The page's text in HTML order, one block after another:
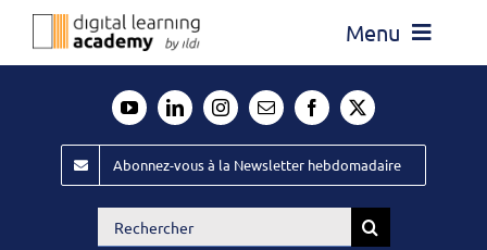
Passer
Menu
Évènements ILDI
Offres d’emploi
Abonnez-vous à la Newsletter hebdomadaire
Rechercher: